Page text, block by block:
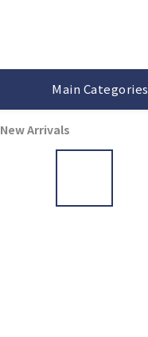
Main Categories
New Arrivals